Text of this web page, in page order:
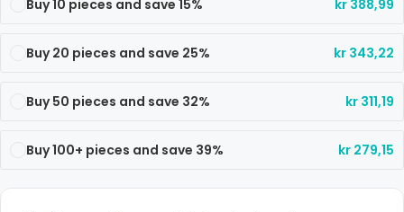
Buy 10 pieces and save 15% kr 388,99
Buy 20 pieces and save 25% kr 343,22
Buy 50 pieces and save 32% kr 311,19
Buy 100+ pieces and save 39% kr 279,15